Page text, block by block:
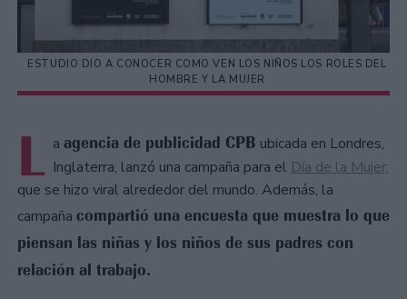
ESTUDIO DIO A CONOCER COMO VEN LOS NIÑOS LOS ROLES DEL
HOMBRE Y LA MUJER
L a agencia de publicidad CPB ubicada en Londres,
Inglaterra, lanzó una campaña para el Día de la Mujer,
que se hizo viral alrededor del mundo. Además, la
campaña compartió una encuesta que muestra lo que
piensan las niñas y los niños de sus padres con
relación al trabajo.